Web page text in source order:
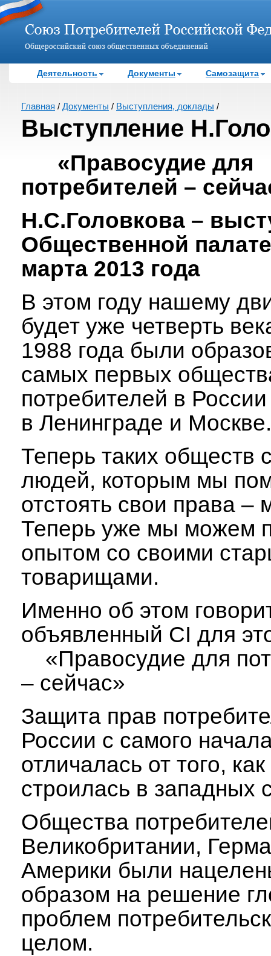
Деятельность Документы Самозащита
Главная / Документы / Выступления, доклады /
Выступление
«Правосудие для
потребителей –
Н.С.Головкова –
Общественной
марта 2013 года
В этом году нашему
будет уже четверть
1988 года были
самых первых
потребителей в
в Ленинграде и Москве.
Теперь таких обществ
людей, которым мы
отстоять свои права –
Теперь уже мы можем
опытом со своими
товарищами.
Именно об этом
объявленный CI для
«Правосудие для
– сейчас»
Защита прав
России с самого
отличалась от того,
строилась в западных
Общества
Великобритании,
Америки были
образом на решение
проблем
целом.